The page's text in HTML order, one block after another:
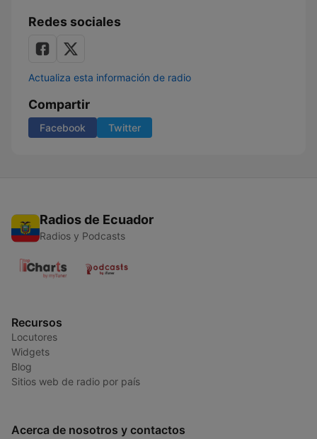
Redes sociales
Actualiza esta información de radio
Compartir
Facebook Twitter
Radios de Ecuador
Radios y Podcasts
Recursos
Locutores
Widgets
Blog
Sitios web de radio por país
Acerca de nosotros y contactos